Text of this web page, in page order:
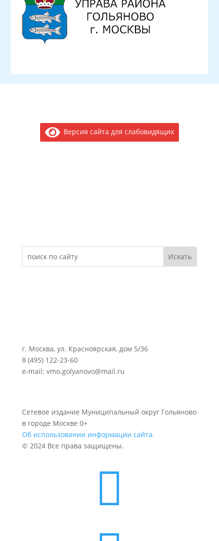
Версия сайта для слабовидящих
г. Москва, ул. Красноярская, дом 5/36
8 (495) 122-23-60
e-mail: vmo.golyanovo@mail.ru
Сетевое издание Муниципальный округ Гольяново
в городе Москве 0+
Об использовании информации сайта.
© 2024 Все права защищены.
